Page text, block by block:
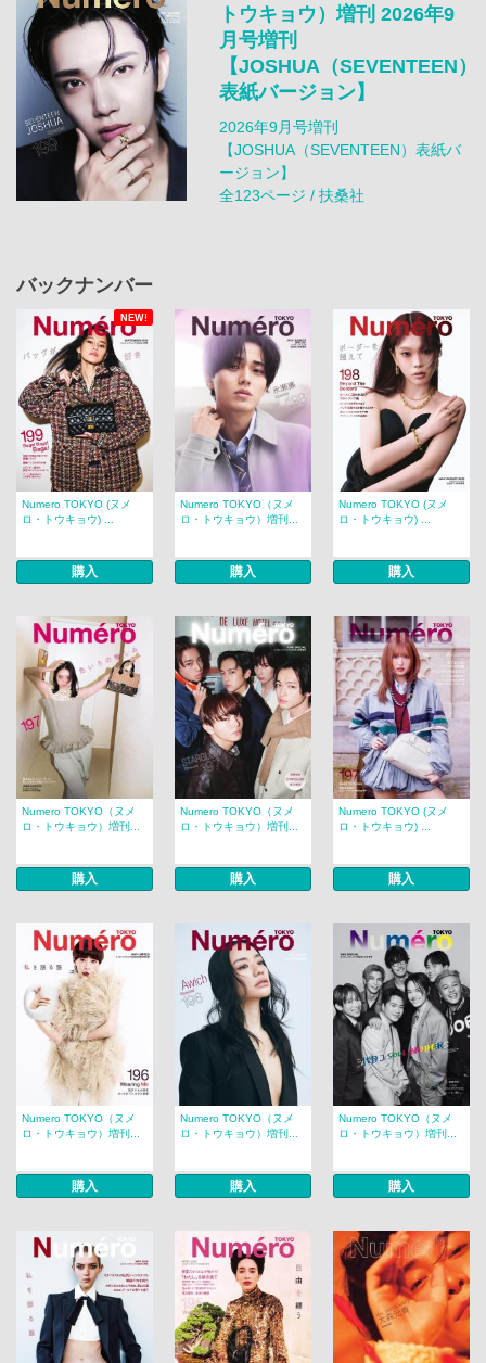
トウキョウ）増刊 2026年9
月号増刊
【JOSHUA（SEVENTEEN）
表紙バージョン】
2026年9月号増刊
【JOSHUA（SEVENTEEN）表紙バ
ージョン】
全123ページ / 扶桑社
バックナンバー
NEW!
Numero TOKYO (ヌメ
ロ・トウキョウ) ...
購入
Numero TOKYO（ヌメ
ロ・トウキョウ）増刊...
購入
Numero TOKYO (ヌメ
ロ・トウキョウ) ...
購入
Numero TOKYO（ヌメ
ロ・トウキョウ）増刊...
購入
Numero TOKYO（ヌメ
ロ・トウキョウ）増刊...
購入
Numero TOKYO (ヌメ
ロ・トウキョウ) ...
購入
Numero TOKYO（ヌメ
ロ・トウキョウ）増刊...
購入
Numero TOKYO（ヌメ
ロ・トウキョウ）増刊...
購入
Numero TOKYO（ヌメ
ロ・トウキョウ）増刊...
購入